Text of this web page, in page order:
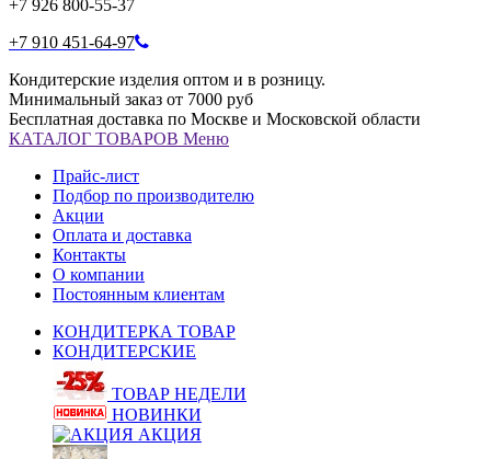
+7 926 800-55-37
+7 910 451-64-97
Кондитерские изделия оптом и в розницу.
Минимальный заказ от 7000 руб
Бесплатная доставка по Москве и Московской области
КАТАЛОГ ТОВАРОВ Меню
Прайс-лист
Подбор по производителю
Акции
Оплата и доставка
Контакты
О компании
Постоянным клиентам
КОНДИТЕРКА ТОВАР
КОНДИТЕРСКИЕ
ТОВАР НЕДЕЛИ
НОВИНКИ
АКЦИЯ